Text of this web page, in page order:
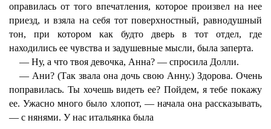
оправилась от того впечатления, которое произвел на нее
приезд, и взяла на себя тот поверхностный, равнодушный
тон, при котором как будто дверь в тот отдел, где
находились ее чувства и задушевные мысли, была заперта.
— Ну, а что твоя девочка, Анна? — спросила Долли.
— Ани? (Так звала она дочь свою Анну.) Здорова. Очень
поправилась. Ты хочешь видеть ее? Пойдем, я тебе покажу
ее. Ужасно много было хлопот, — начала она рассказывать,
— с нянями. У нас итальянка была